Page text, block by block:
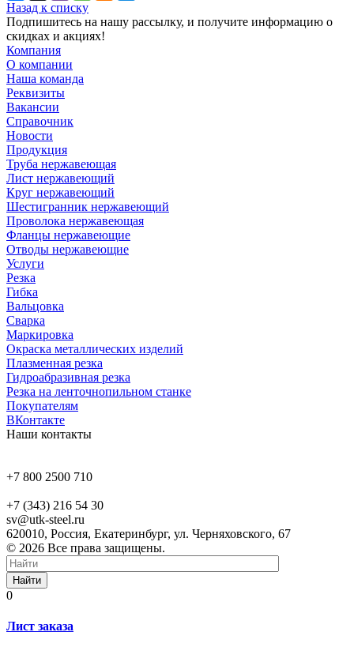
Назад к списку
Подпишитесь на нашу рассылку, и получите информацию о
скидках и акциях!
Компания
О компании
Наша команда
Реквизиты
Вакансии
Справочник
Новости
Продукция
Труба нержавеющая
Лист нержавеющий
Круг нержавеющий
Шестигранник нержавеющий
Проволока нержавеющая
Фланцы нержавеющие
Отводы нержавеющие
Услуги
Резка
Гибка
Вальцовка
Сварка
Маркировка
Окраска металлических изделий
Плазменная резка
Гидроабразивная резка
Резка на ленточнопильном станке
Покупателям
ВКонтакте
Наши контакты
+7 800 2500 710
+7 (343) 216 54 30
sv@utk-steel.ru
620010, Россия, Екатеринбург, ул. Черняховского, 67
© 2026 Все права защищены.
Найти
0
Лист заказа